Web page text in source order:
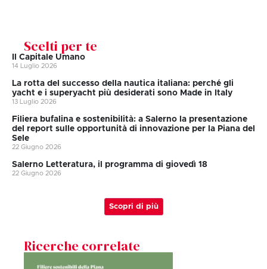
Scelti per te
Il Capitale Umano
14 Luglio 2026
La rotta del successo della nautica italiana: perché gli
yacht e i superyacht più desiderati sono Made in Italy
13 Luglio 2026
Filiera bufalina e sostenibilità: a Salerno la presentazione
del report sulle opportunità di innovazione per la Piana del
Sele
22 Giugno 2026
Salerno Letteratura, il programma di giovedì 18
22 Giugno 2026
Scopri di più
Ricerche correlate